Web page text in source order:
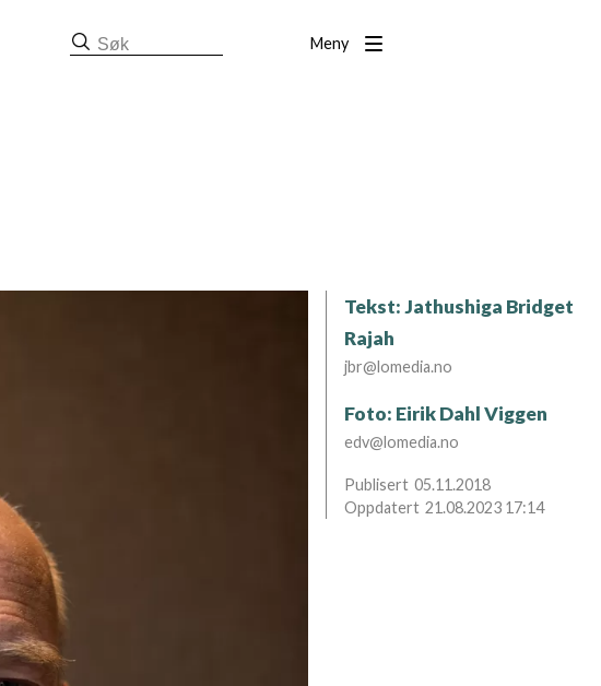
Meny
Tekst: Jathushiga Bridget
Rajah
jbr@lomedia.no
Foto: Eirik Dahl Viggen
edv@lomedia.no
05.11.2018
21.08.2023 17:14